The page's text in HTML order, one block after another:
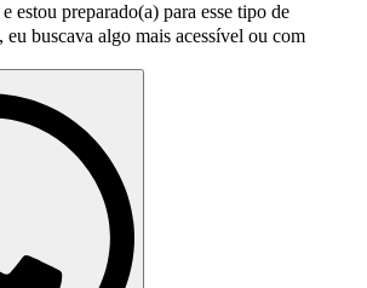
estou preparado(a) para esse tipo de
eu buscava algo mais acessível ou com